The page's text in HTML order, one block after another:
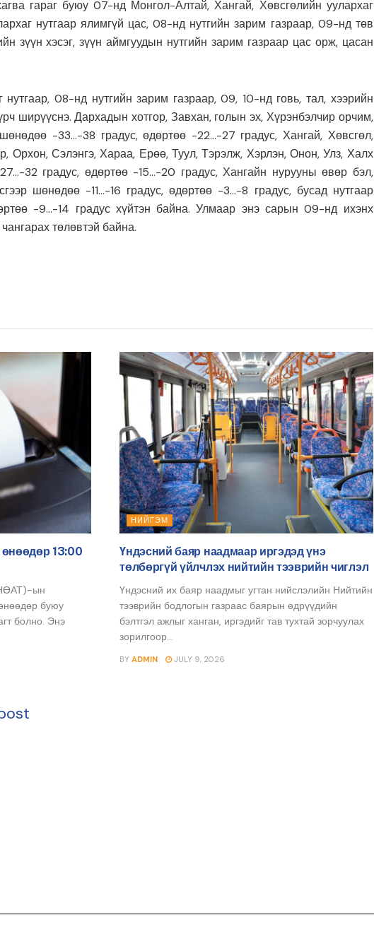
гараг буюу 07-нд Монгол-Алтай, Хангай, Хөвсгөлийн уулархаг
нутгаар ялимгүй цас, 08-нд нутгийн зарим газраар, 09-нд төв
зүүн хэсэг, зүүн аймгуудын нутгийн зарим газраар цас орж, цасан
08-нд нутгийн зарим газраар, 09, 10-нд говь, тал, хээрийн
ширүүснэ. Дархадын хотгор, Завхан, голын эх, Хүрэнбэлчир орчим,
-33…-38 градус, өдөртөө -22…-27 градус, Хангай, Хөвсгөл,
Орхон, Сэлэнгэ, Хараа, Ерөө, Туул, Тэрэлж, Хэрлэн, Онон, Улз, Халх
32 градус, өдөртөө -15…-20 градус, Хангайн нурууны өвөр бэл,
шөнөдөө -11…-16 градус, өдөртөө -3…-8 градус, бусад нутгаар
-9…-14 градус хүйтэн байна. Улмаар энэ сарын 09-нд ихэнх
төлөвтэй байна.
13:00
ын
буюу
болно. Энэ
НИЙГЭМ
Үндэсний баяр наадмаар иргэдэд үнэ
төлбөргүй үйлчлэх нийтийн тээврийн чиглэл
Үндэсний их баяр наадмыг угтан нийслэлийн Нийтийн
тээврийн бодлогын газраас баярын өдрүүдийн
бэлтгэл ажлыг ханган, иргэдийг тав тухтай зорчуулах
зорилгоор...
BY ADMIN JULY 9, 2026